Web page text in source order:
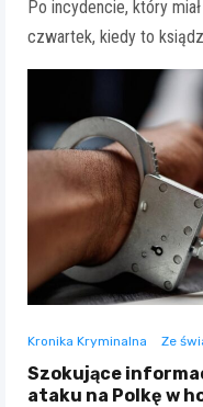
Po incydencie, który
czwartek, kiedy to ksiądz
Kronika Kryminalna Ze
Szokujące
ataku na Polkę w